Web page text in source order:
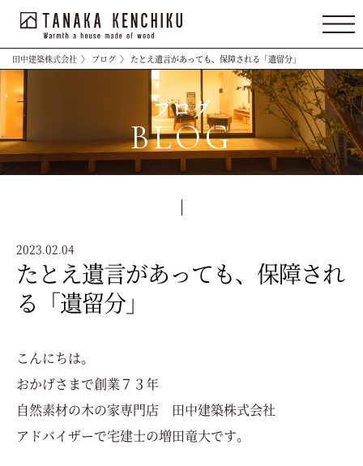
田中建築株式会社 〉 ブログ 〉 たとえ遺言があっても、保障される「遺留分」
ブログ
BLOG
2023.02.04
たとえ遺言があっても、保障され
る「遺留分」
こんにちは。
おかげさまで創業７３年
自然素材の木の家専門店 田中建築株式会社
アドバイザーで宅建士の増田竜大です。